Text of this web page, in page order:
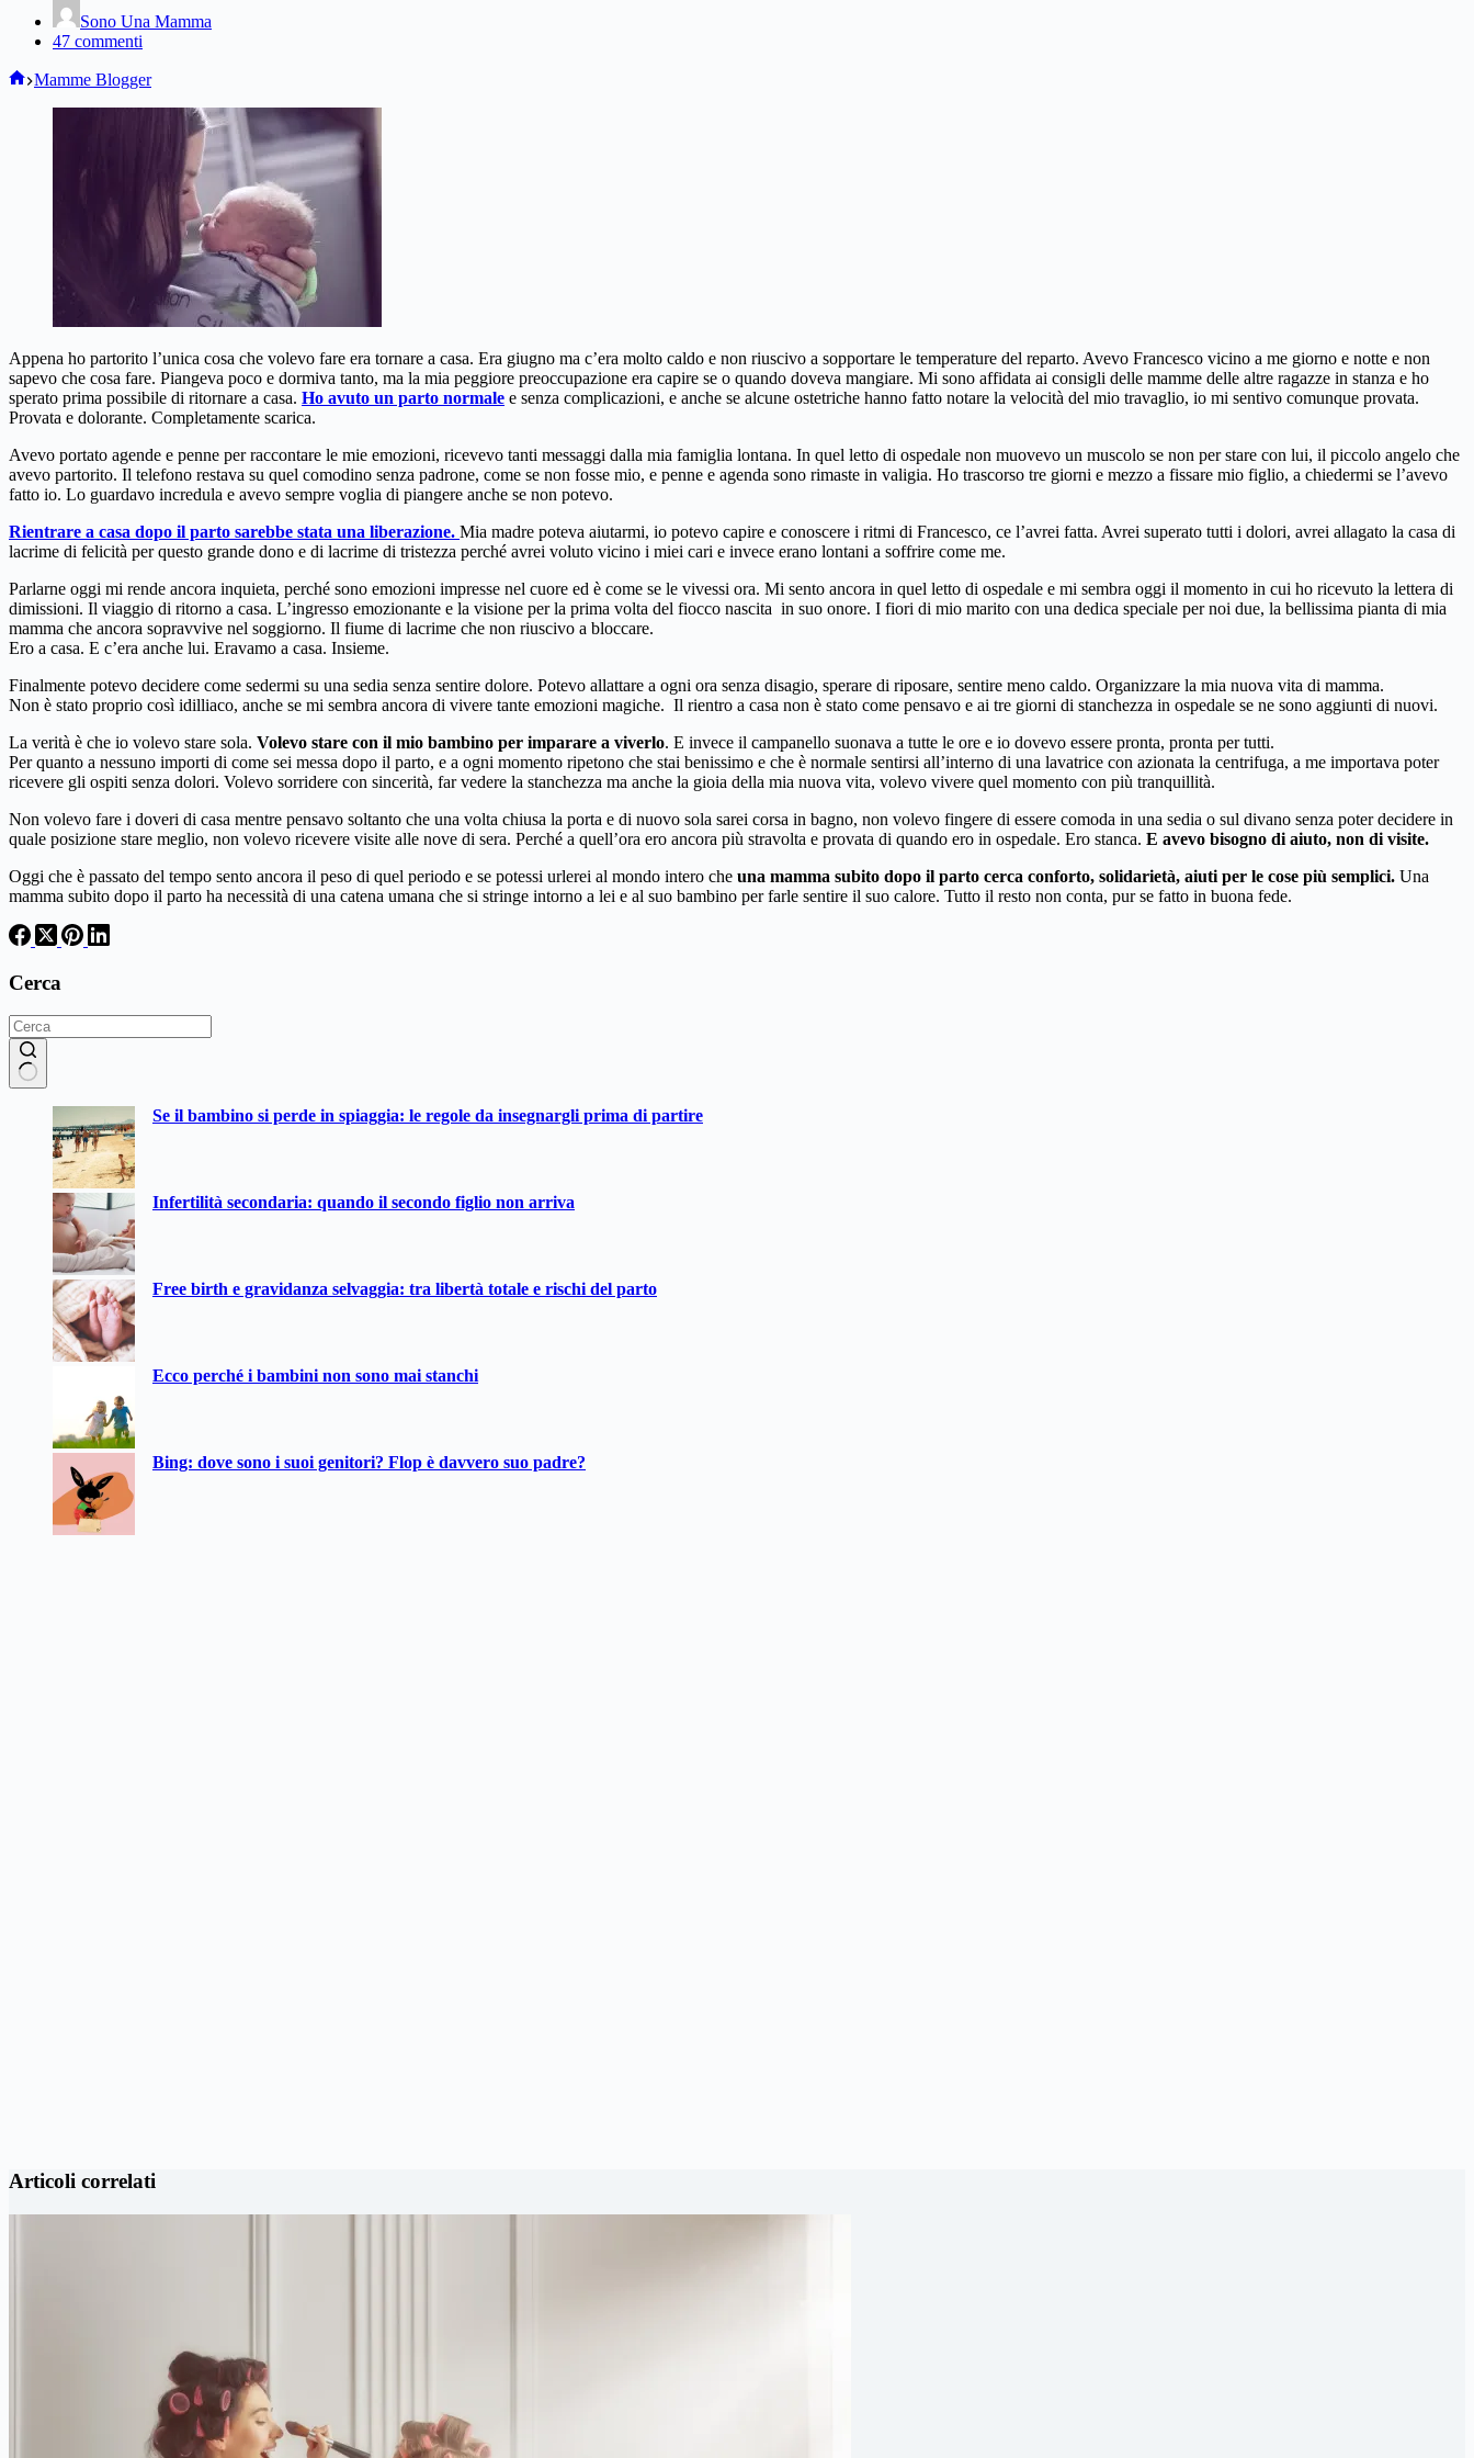
Sono Una Mamma
47 commenti
Home
Mamme Blogger
Appena ho partorito l’unica cosa che volevo fare era tornare a casa. Era giugno ma c’era molto caldo e non riuscivo a sopportare le temperature del reparto. Avevo Francesco vicino a me giorno e notte e non
sapevo che cosa fare. Piangeva poco e dormiva tanto, ma la mia peggiore preoccupazione era capire se o quando doveva mangiare. Mi sono affidata ai consigli delle mamme delle altre ragazze in stanza e ho
sperato prima possibile di ritornare a casa. Ho avuto un parto normale e senza complicazioni, e anche se alcune ostetriche hanno fatto notare la velocità del mio travaglio, io mi sentivo comunque provata.
Provata e dolorante. Completamente scarica.
Avevo portato agende e penne per raccontare le mie emozioni, ricevevo tanti messaggi dalla mia famiglia lontana. In quel letto di ospedale non muovevo un muscolo se non per stare con lui, il piccolo angelo che
avevo partorito. Il telefono restava su quel comodino senza padrone, come se non fosse mio, e penne e agenda sono rimaste in valigia. Ho trascorso tre giorni e mezzo a fissare mio figlio, a chiedermi se l’avevo
fatto io. Lo guardavo incredula e avevo sempre voglia di piangere anche se non potevo.
Rientrare a casa dopo il parto sarebbe stata una liberazione. Mia madre poteva aiutarmi, io potevo capire e conoscere i ritmi di Francesco, ce l’avrei fatta. Avrei superato tutti i dolori, avrei allagato la casa di
lacrime di felicità per questo grande dono e di lacrime di tristezza perché avrei voluto vicino i miei cari e invece erano lontani a soffrire come me.
Parlarne oggi mi rende ancora inquieta, perché sono emozioni impresse nel cuore ed è come se le vivessi ora. Mi sento ancora in quel letto di ospedale e mi sembra oggi il momento in cui ho ricevuto la lettera di
dimissioni. Il viaggio di ritorno a casa. L’ingresso emozionante e la visione per la prima volta del fiocco nascita in suo onore. I fiori di mio marito con una dedica speciale per noi due, la bellissima pianta di mia
mamma che ancora sopravvive nel soggiorno. Il fiume di lacrime che non riuscivo a bloccare.
Ero a casa. E c’era anche lui. Eravamo a casa. Insieme.
Finalmente potevo decidere come sedermi su una sedia senza sentire dolore. Potevo allattare a ogni ora senza disagio, sperare di riposare, sentire meno caldo. Organizzare la mia nuova vita di mamma.
Non è stato proprio così idilliaco, anche se mi sembra ancora di vivere tante emozioni magiche. Il rientro a casa non è stato come pensavo e ai tre giorni di stanchezza in ospedale se ne sono aggiunti di nuovi.
La verità è che io volevo stare sola. Volevo stare con il mio bambino per imparare a viverlo. E invece il campanello suonava a tutte le ore e io dovevo essere pronta, pronta per tutti.
Per quanto a nessuno importi di come sei messa dopo il parto, e a ogni momento ripetono che stai benissimo e che è normale sentirsi all’interno di una lavatrice con azionata la centrifuga, a me importava poter
ricevere gli ospiti senza dolori. Volevo sorridere con sincerità, far vedere la stanchezza ma anche la gioia della mia nuova vita, volevo vivere quel momento con più tranquillità.
Non volevo fare i doveri di casa mentre pensavo soltanto che una volta chiusa la porta e di nuovo sola sarei corsa in bagno, non volevo fingere di essere comoda in una sedia o sul divano senza poter decidere in
quale posizione stare meglio, non volevo ricevere visite alle nove di sera. Perché a quell’ora ero ancora più stravolta e provata di quando ero in ospedale. Ero stanca. E avevo bisogno di aiuto, non di visite.
Oggi che è passato del tempo sento ancora il peso di quel periodo e se potessi urlerei al mondo intero che una mamma subito dopo il parto cerca conforto, solidarietà, aiuti per le cose più semplici. Una
mamma subito dopo il parto ha necessità di una catena umana che si stringe intorno a lei e al suo bambino per farle sentire il suo calore. Tutto il resto non conta, pur se fatto in buona fede.
Cerca
Se il bambino si perde in spiaggia: le regole da insegnargli prima di partire
Infertilità secondaria: quando il secondo figlio non arriva
Free birth e gravidanza selvaggia: tra libertà totale e rischi del parto
Ecco perché i bambini non sono mai stanchi
Bing: dove sono i suoi genitori? Flop è davvero suo padre?
Articoli correlati